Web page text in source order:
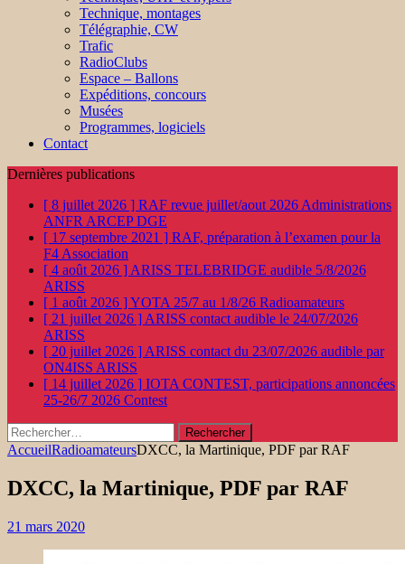
Technique, montages
Télégraphie, CW
Trafic
RadioClubs
Espace – Ballons
Expéditions, concours
Musées
Programmes, logiciels
Contact
Dernières publications
[ 8 juillet 2026 ] RAF revue juillet/aout 2026 Administrations
ANFR ARCEP DGE
[ 17 septembre 2021 ] RAF, préparation à l’examen pour la
F4 Association
[ 4 août 2026 ] ARISS TELEBRIDGE audible 5/8/2026
ARISS
[ 1 août 2026 ]YOTA 25/7 au 1/8/26 Radioamateurs
[ 21 juillet 2026 ] ARISS contact audible le 24/07/2026
ARISS
[ 20 juillet 2026 ] ARISS contact du 23/07/2026 audible par
ON4ISS ARISS
[ 14 juillet 2026 ] IOTA CONTEST, participations annoncées
25-26/7 2026 Contest
Rechercher :
AccueilRadioamateursDXCC, la Martinique, PDF par RAF
DXCC, la Martinique, PDF par RAF
21 mars 2020